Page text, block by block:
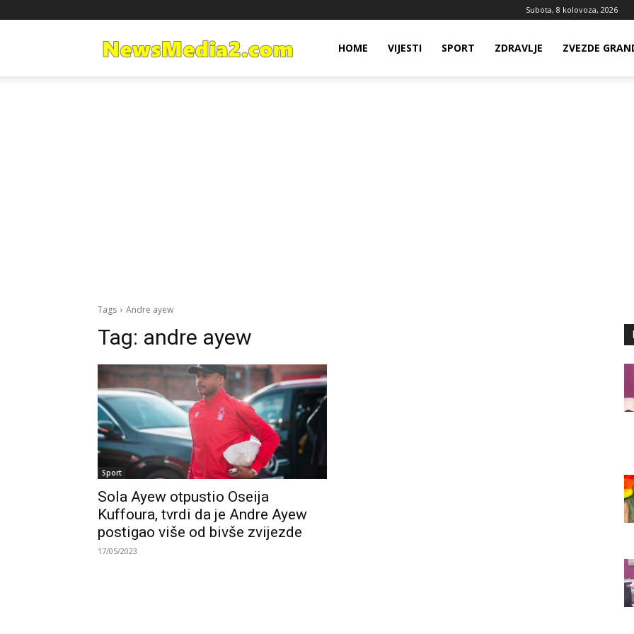
Subota, 8 kolovoza, 2026
HOME VIJESTI SPORT ZDRAVLJE ZVEZDE
Tags Andre ayew
Tag: andre ayew
Sport
Sola Ayew otpustio Oseija
Kuffoura, tvrdi da je Andre Ayew
postigao više od bivše zvijezde
17/05/2023